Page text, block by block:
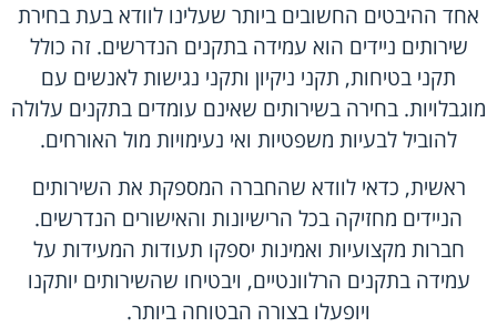
אחד ההיבטים החשובים ביותר שעלינו לוודא בעת בחירת
שירותים ניידים הוא עמידה בתקנים הנדרשים. זה כולל
תקני בטיחות, תקני ניקיון ותקני נגישות לאנשים עם
מוגבלויות. בחירה בשירותים שאינם עומדים בתקנים עלולה
להוביל לבעיות משפטיות ואי נעימויות מול האורחים.
ראשית, כדאי לוודא שהחברה המספקת את השירותים
הניידים מחזיקה בכל הרישיונות והאישורים הנדרשים.
חברות מקצועיות ואמינות יספקו תעודות המעידות על
עמידה בתקנים הרלוונטיים, ויבטיחו שהשירותים יותקנו
ויופעלו בצורה הבטוחה ביותר.